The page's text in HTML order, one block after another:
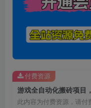
此内容为付费资源，请付
付费资源